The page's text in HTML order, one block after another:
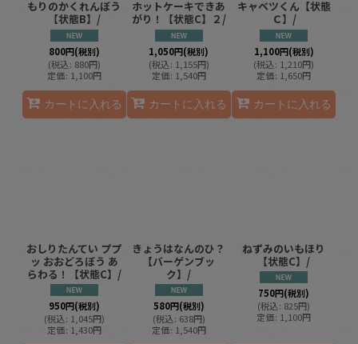
もりのかくれんぼう
【状態B】/
800円(税別)
(税込: 880円)
定価: 1,100円
カートに入れる
ホットケーキできあ
がり！【状態C】２/
1,050円(税別)
(税込: 1,155円)
定価: 1,540円
カートに入れる
キャベツくん【状態
Ｃ】/
1,100円(税別)
(税込: 1,210円)
定価: 1,650円
カートに入れる
おしりたんてい ププ
ッ おおどろぼう あ
らわる！【状態C】/
950円(税別)
(税込: 1,045円)
定価: 1,430円
きょうはなんのひ？
【バーゲンブッ
ク】/
580円(税別)
(税込: 638円)
定価: 1,540円
ねずみのいもほり
【状態C】/
750円(税別)
(税込: 825円)
定価: 1,100円